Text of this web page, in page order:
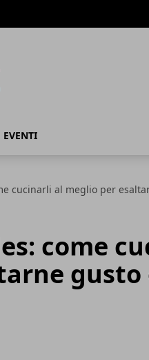
EVENTI
cucinarli al meglio per
come
gusto